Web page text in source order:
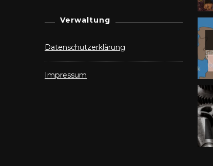
Verwaltung
Datenschutzerklärung
Impressum